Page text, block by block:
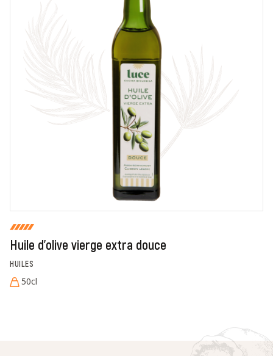
En cochant cette case, je donne mon accord pour que
markal utilise les données saisies dans ce formulaire
pour traiter et afficher le nom saisi, la note et le
commentaire de manière publique sur cette page. Pour
plus d'informations sur le traitement de ces données,
consulter la page des mentions légales. *
Huile d'olive vierge extra douce
HUILES
50cl